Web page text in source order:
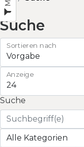
Suche
Sortieren nach
Anzeige
Suche